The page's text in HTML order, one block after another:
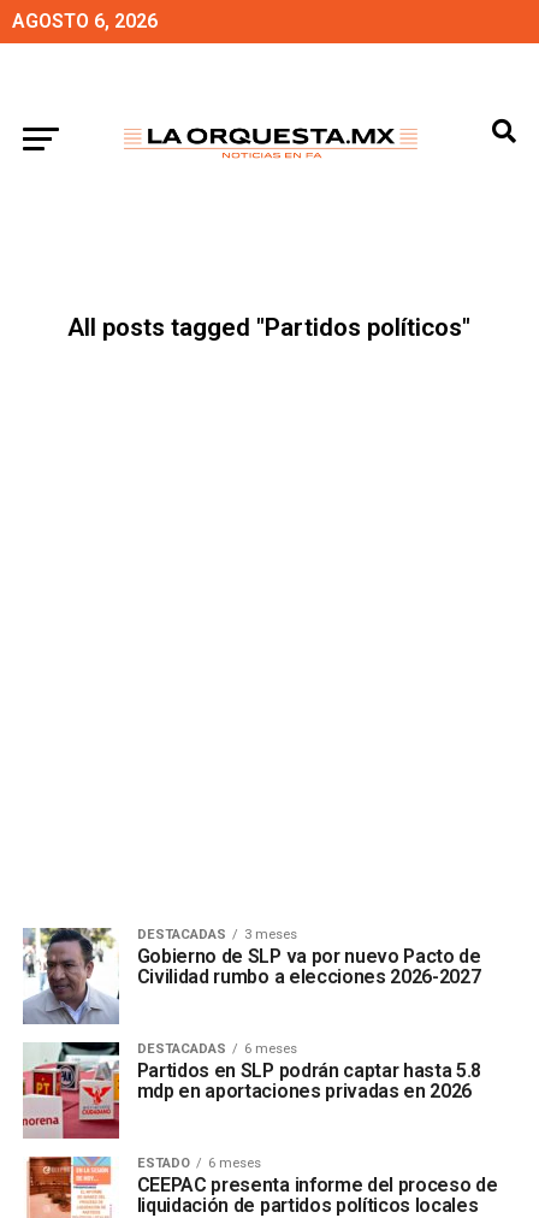
AGOSTO 6, 2026
All posts tagged "Partidos políticos"
DESTACADAS 3 meses
Gobierno de SLP va por nuevo Pacto de
Civilidad rumbo a elecciones 2026-2027
DESTACADAS 6 meses
Partidos en SLP podrán captar hasta 5.8
mdp en aportaciones privadas en 2026
ESTADO 6 meses
CEEPAC presenta informe del proceso de
liquidación de partidos políticos locales